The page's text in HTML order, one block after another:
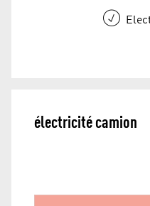
électricité camion